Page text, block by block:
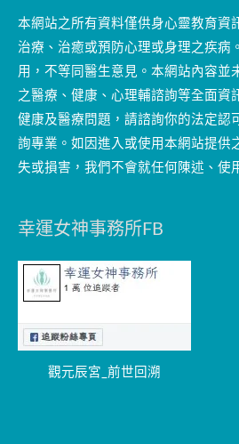
本網站之所有資料僅供身心靈教育資
治療、治癒或預防心理或身理之疾病
用，不等同醫生意見。本網站內容並
之醫療、健康、心理輔諮詢等全面資
健康及醫療問題，請諮詢你的法定認
詢專業。如因進入或使用本網站提供
失或損害，我們不會就任何陳述、使
幸運女神事務所FB
觀元辰宮_前世回溯